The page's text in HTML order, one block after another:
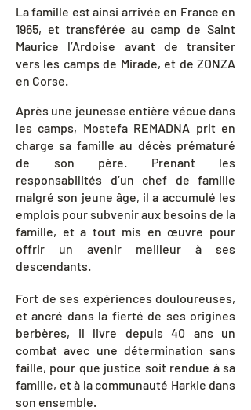
La famille est ainsi arrivée en France en
1965, et transférée au camp de Saint
Maurice l’Ardoise avant de transiter
vers les camps de Mirade, et de ZONZA
en Corse.
Après une jeunesse entière vécue dans
les camps, Mostefa REMADNA prit en
charge sa famille au décès prématuré
de son père. Prenant les
responsabilités d’un chef de famille
malgré son jeune âge, il a accumulé les
emplois pour subvenir aux besoins de la
famille, et a tout mis en œuvre pour
offrir un avenir meilleur à ses
descendants.
Fort de ses expériences douloureuses,
et ancré dans la fierté de ses origines
berbères, il livre depuis 40 ans un
combat avec une détermination sans
faille, pour que justice soit rendue à sa
famille, et à la communauté Harkie dans
son ensemble.